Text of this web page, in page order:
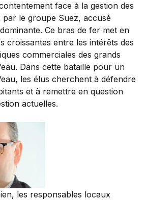
face à la gestion des
par le groupe Suez, accusé
Ce bras de fer met en
croissantes entre les intérêts des
commerciales des grands
Dans cette bataille pour un
les élus cherchent à défendre
et à remettre en question
actuelles.
les responsables locaux